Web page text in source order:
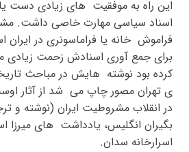
این راه به موفقیت های زیادی دست
اسناد سیاسی مهارت خاصی داشت.
فراموش خانه یا فراماسونری در
برای جمع آوری اسنادش زحمت زیادی
کرده بود نوشته هایش در مباحث
ی تهران مصور چاپ می شد از آثار
در انقلاب مشروطیت ایران (نوشته و
بگیران انگلیس، یادداشت های میرزا
اسرارخانه سدان.